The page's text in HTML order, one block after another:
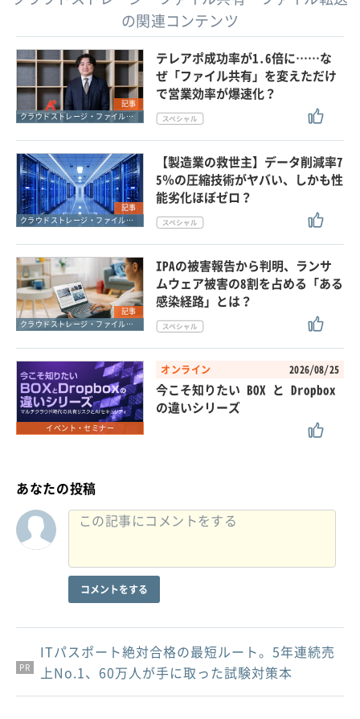
の関連コンテンツ
記事
クラウドストレージ・ファイル共有・ファイル転送
テレアポ成功率が1.6倍に……な
ぜ「ファイル共有」を変えただけ
で営業効率が爆速化？
記事
クラウドストレージ・ファイル共有・ファイル転送
【製造業の救世主】データ削減率7
5％の圧縮技術がヤバい、しかも性
能劣化ほぼゼロ？
記事
クラウドストレージ・ファイル共有・ファイル転送
IPAの被害報告から判明、ランサ
ムウェア被害の8割を占める「ある
感染経路」とは？
イベント・セミナー
オンライン 2026/08/25
今こそ知りたい BOX と Dropbox
の違いシリーズ
あなたの投稿
コメントをする
PR
PR
PR
ITパスポート絶対合格の最短ルート。5年連続売
上No.1、60万人が手に取った試験対策本